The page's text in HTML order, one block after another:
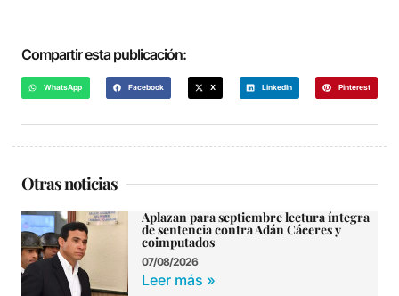
Compartir esta publicación:
WhatsApp Facebook X LinkedIn Pinterest
Otras noticias
Aplazan para septiembre lectura íntegra
de sentencia contra Adán Cáceres y
coimputados
07/08/2026
Leer más »